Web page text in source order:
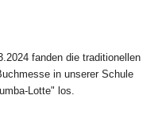
fanden die traditionellen
in unserer Schule
Lotte" los.